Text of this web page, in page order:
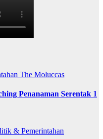
The Moluccas
Penanaman Serentak 1
& Pemerintahan